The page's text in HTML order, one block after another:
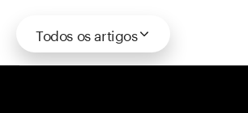
Todos os artigos